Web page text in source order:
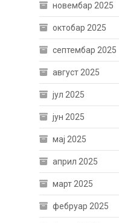
новембар 2025
октобар 2025
септембар 2025
август 2025
јул 2025
јун 2025
мај 2025
април 2025
март 2025
фебруар 2025